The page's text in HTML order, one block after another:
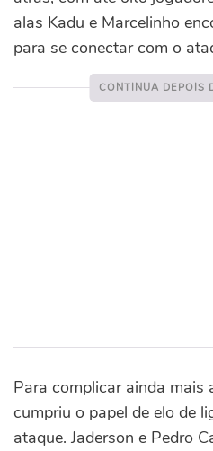
alas Kadu e Marcelinho
para se conectar com o
Para complicar ainda mais
cumpriu o papel de elo de
ataque. Jaderson e Pedro